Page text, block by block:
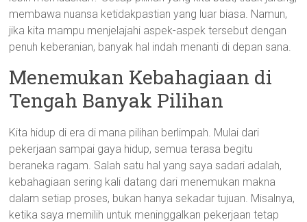
membawa nuansa ketidakpastian yang luar biasa. Namun,
jika kita mampu menjelajahi aspek-aspek tersebut dengan
penuh keberanian, banyak hal indah menanti di depan sana.
Menemukan Kebahagiaan di
Tengah Banyak Pilihan
Kita hidup di era di mana pilihan berlimpah. Mulai dari
pekerjaan sampai gaya hidup, semua terasa begitu
beraneka ragam. Salah satu hal yang saya sadari adalah,
kebahagiaan sering kali datang dari menemukan makna
dalam setiap proses, bukan hanya sekadar tujuan. Misalnya,
ketika saya memilih untuk meninggalkan pekerjaan tetap